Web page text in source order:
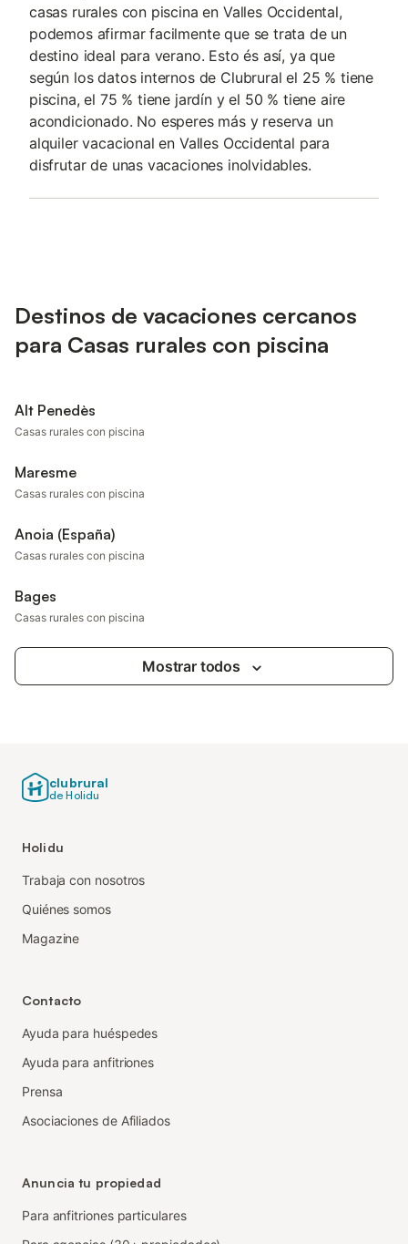
casas rurales con piscina en Valles Occidental,
podemos afirmar facilmente que se trata de un
destino ideal para verano. Esto és así, ya que
según los datos internos de Clubrural el 25 % tiene
piscina, el 75 % tiene jardín y el 50 % tiene aire
acondicionado. No esperes más y reserva un
alquiler vacacional en Valles Occidental para
disfrutar de unas vacaciones inolvidables.
Destinos de vacaciones cercanos
para Casas rurales con piscina
Alt Penedès
Casas rurales con piscina
Maresme
Casas rurales con piscina
Anoia (España)
Casas rurales con piscina
Bages
Casas rurales con piscina
Mostrar todos
clubrural
de Holidu
Holidu
Trabaja con nosotros
Quiénes somos
Magazine
Contacto
Ayuda para huéspedes
Ayuda para anfitriones
Prensa
Asociaciones de Afiliados
Anuncia tu propiedad
Para anfitriones particulares